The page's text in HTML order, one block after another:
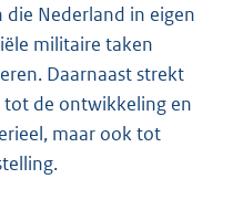
Nederland in eigen
militaire taken
Daarnaast strekt
tot de ontwikkeling en
maar ook tot